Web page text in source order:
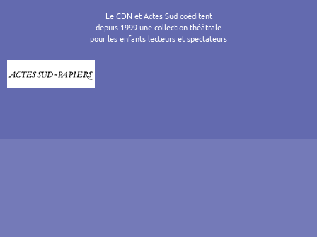
Le CDN et Actes Sud coéditent
depuis 1999 une collection théâtrale
pour les enfants lecteurs et spectateurs